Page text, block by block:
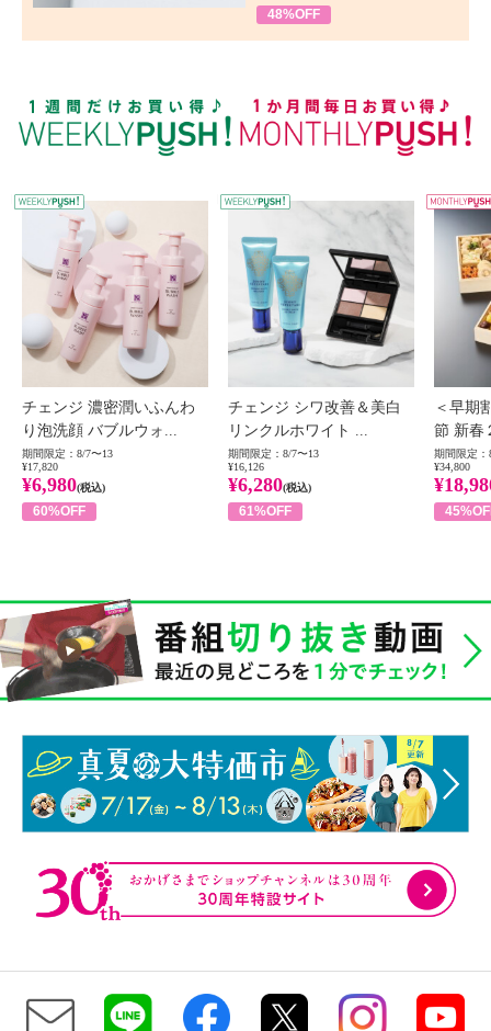
48%OFF
WEEKLY PUSH
チェンジ 濃密潤いふんわ
り泡洗顔 バブルウォ...
期間限定：8/7〜13
¥17,820
¥6,980(税込)
60%OFF
チェンジ シワ改善＆美白
リンクルホワイト ...
期間限定：8/7〜13
¥16,126
¥6,280(税込)
61%OFF
＜早期
節 新春
期間限定：
¥34,800